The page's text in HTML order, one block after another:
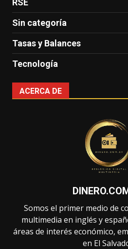
RSE
Sin categoría
Tasas y Balances
Tecnología
ACERCA DE
Somos el primer medio de
multimedia en inglés y
áreas de interés económico,
en El